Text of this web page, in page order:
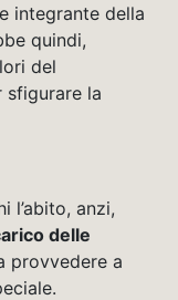
integrante della
quindi,
del
sfigurare la
l’abito, anzi,
delle
provvedere a